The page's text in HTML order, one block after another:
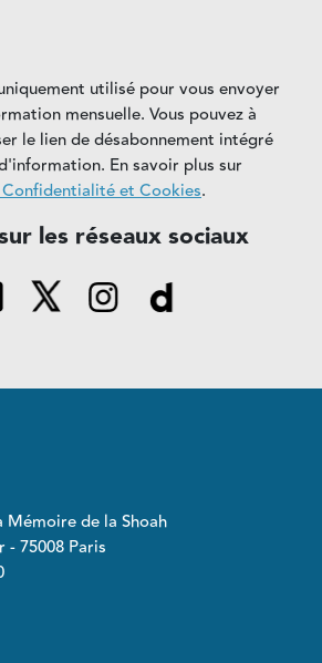
utilisé pour vous envoyer
mensuelle. Vous pouvez à
le lien de désabonnement intégré
En savoir plus sur
et Cookies.
les réseaux sociaux
de la Shoah
- 75008 Paris